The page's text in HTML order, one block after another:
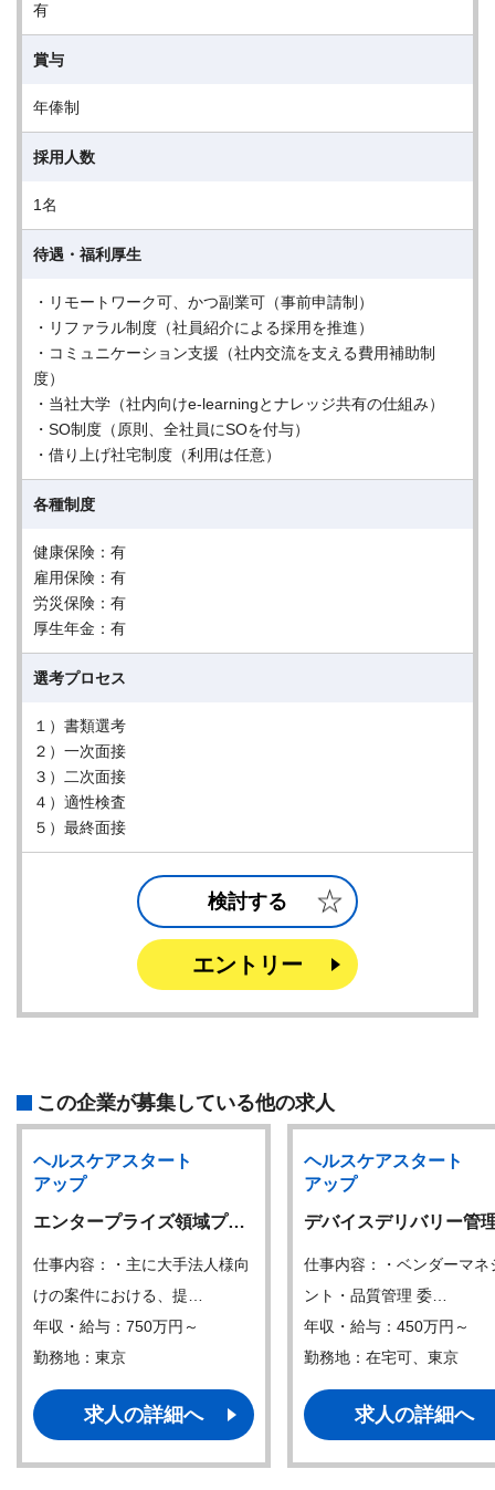
有
賞与
年俸制
採用人数
1名
待遇・福利厚生
・リモートワーク可、かつ副業可（事前申請制）
・リファラル制度（社員紹介による採用を推進）
・コミュニケーション支援（社内交流を支える費用補助制
度）
・当社大学（社内向けe-learningとナレッジ共有の仕組み）
・SO制度（原則、全社員にSOを付与）
・借り上げ社宅制度（利用は任意）
各種制度
健康保険：有
雇用保険：有
労災保険：有
厚生年金：有
選考プロセス
１）書類選考
２）一次面接
３）二次面接
４）適性検査
５）最終面接
検討する
エントリー
この企業が募集している他の求人
ヘルスケアスタート
アップ
エンタープライズ領域プ…
仕事内容：・主に大手法人様向
けの案件における、提…
年収・給与：750万円～
勤務地：東京
求人の詳細へ
ヘルスケアスタート
アップ
デバイスデリバリー管
仕事内容：・ベンダーマネ
ント・品質管理 委…
年収・給与：450万円～
勤務地：在宅可、東京
求人の詳細へ